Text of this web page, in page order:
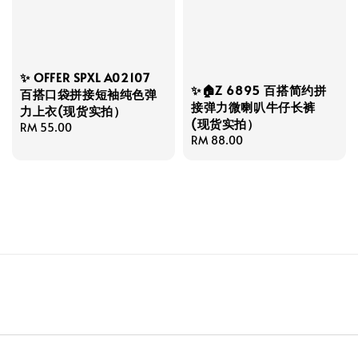
✨ OFFER SPXL A02107
百搭口袋拼接短袖纯色弹
力上衣(现货实拍）
Regular
RM 55.00
✨🏠Z 6895 百搭简约拼
接弹力微喇叭牛仔长裤
(现货实拍）
Regular
RM 88.00